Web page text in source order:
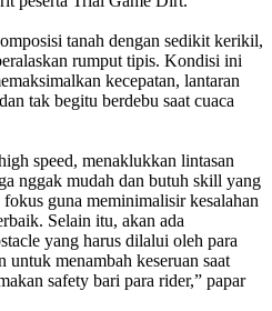
tanah dengan sedikit kerikil,
rumput tipis. Kondisi ini
kecepatan, lantaran
tak begitu berdebu saat cuaca
speed, menaklukkan lintasan
nggak mudah dan butuh skill yang
guna meminimalisir kesalahan
Selain itu, akan ada
yang harus dilalui oleh para
menambah keseruan saat
safety bari para rider,” papar